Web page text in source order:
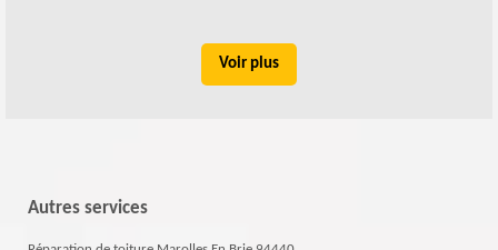
Voir plus
Autres services